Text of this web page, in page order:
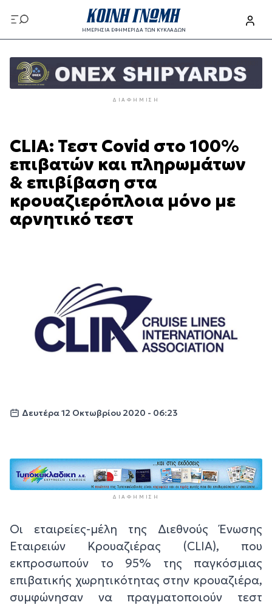
προς
το
περιεχόμενο
ΗΜΕΡΗΣΙΑ ΕΦΗΜΕΡΙΔΑ ΤΩΝ ΚΥΚΛΑΔΩΝ
προς
κυρίως
ΔΙΑΦΉΜΙΣΗ
CLIA: Τεστ Covid στο 100%
επιβατών και πληρωμάτων
& επιβίβαση στα
κρουαζιερόπλοια μόνο με
αρνητικό τεστ
Δευτέρα 12 Οκτωβρίου 2020 - 06:23
ΔΙΑΦΉΜΙΣΗ
Οι εταιρείες-μέλη της Διεθνούς Ένωσης
Εταιρειών Κρουαζιέρας (CLIA), που
εκπροσωπούν το 95% της παγκόσμιας
επιβατικής χωρητικότητας στην κρουαζιέρα,
συμφώνησαν να πραγματοποιούν τεστ